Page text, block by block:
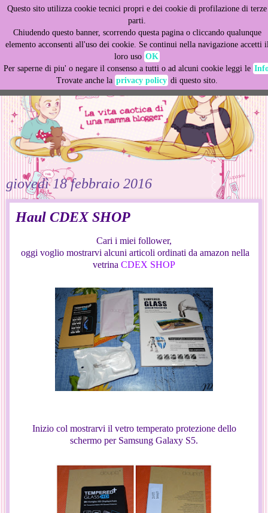
Questo sito utilizza cookie tecnici propri e dei cookie di profilazione di terze
parti.
Chiudendo questo banner, scorrendo questa pagina o cliccando qualunque
elemento acconsenti all'uso dei cookie. Se continui nella navigazione accetti
loro uso OK
Per saperne di piu' o negare il consenso a tutti o ad alcuni cookie leggi le
Trovate anche la privacy policy di questo sito.
giovedì 18 febbraio 2016
Haul CDEX SHOP
Cari i miei follower,
oggi voglio mostrarvi alcuni articoli ordinati da amazon nella
vetrina CDEX SHOP
Inizio col mostrarvi il vetro temperato protezione dello
schermo per Samsung Galaxy S5.
This site uses cookies from Google to deliver its services
and to analyze traffic. Your IP address and user-agent are
shared with Google along with performance and security
metrics to ensure quality of service, generate usage
statistics, and to detect and address abuse.
LEARN MORE GOT IT